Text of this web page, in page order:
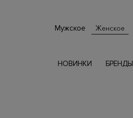
Мужское Женское
НОВИНКИ БРЕНДЫ